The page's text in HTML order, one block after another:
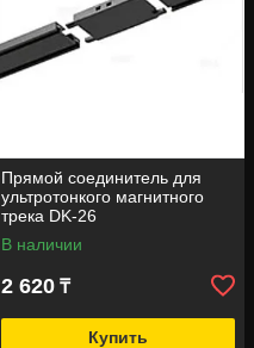
Прямой соединитель для
ультротонкого магнитного
трека DK-26
В наличии
2 620 ₸
Купить